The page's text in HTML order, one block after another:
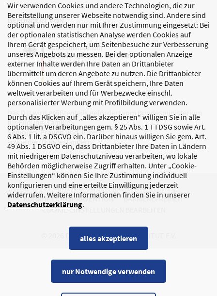
Wir verwenden Cookies und andere Technologien, die zur
Bereitstellung unserer Webseite notwendig sind. Andere sind
optional und werden nur mit Ihrer Zustimmung eingesetzt: Bei
der optionalen statistischen Analyse werden Cookies auf
Ihrem Gerät gespeichert, um Seitenbesuche zur Verbesserung
unseres Angebots zu messen. Bei der optionalen Anzeige
externer Inhalte werden Ihre Daten an Drittanbieter
übermittelt um deren Angebote zu nutzen. Die Drittanbieter
können Cookies auf Ihrem Gerät speichern, Ihre Daten
weltweit verarbeiten und für Werbezwecke einschl.
personalisierter Werbung mit Profilbildung verwenden.
Durch das Klicken auf „alles akzeptieren“ willigen Sie in alle
optionalen Verarbeitungen gem. § 25 Abs. 1 TTDSG sowie Art.
6 Abs. 1 lit. a DSGVO ein. Darüber hinaus willigen Sie gem. Art.
49 Abs. 1 DSGVO ein, dass Drittanbieter Ihre Daten in Ländern
mit niedrigerem Datenschutzniveau verarbeiten, wo lokale
Behörden möglicherweise Zugriff erhalten. Unter „Cookie-
Einstellungen“ können Sie Ihre Zustimmung individuell
konfigurieren und eine erteilte Einwilligung jederzeit
widerrufen. Weitere Informationen finden Sie in unserer
Datenschutzerklärung.
alles akzeptieren
nur Notwendige verwenden
GEFÖRDERT VON
Das DJI wird größtenteils gefördert vom Bundesministerium
für Bildung, Familie,
Senioren, Frauen und Jugend
sowie den Bundesländern.
DATENSCHUTZ
IMPRESSUM
KORRUPTIONSPRÄVENTION
BARRIEREFREIHEIT
COOKIE-EINSTELLUNGEN BEARBEITEN
© 2026 DEUTSCHES JUGENDINSTITUT E.V.